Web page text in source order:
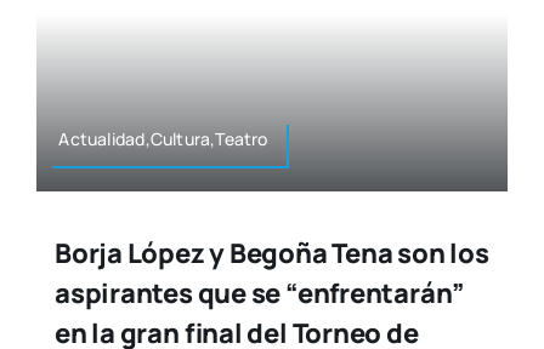
Actualidad,Cultura,Teatro
Borja López y Begoña Tena son los
aspirantes que se “enfrentarán”
en la gran final del Torneo de